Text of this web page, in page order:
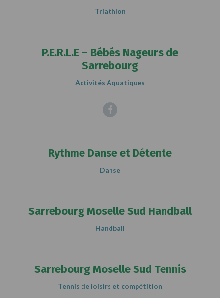
Triathlon
P.E.R.L.E – Bébés Nageurs de
Sarrebourg
Activités Aquatiques
Facebook
Rythme Danse et Détente
Danse
Sarrebourg Moselle Sud Handball
Handball
Sarrebourg Moselle Sud Tennis
Tennis de loisirs et compétition